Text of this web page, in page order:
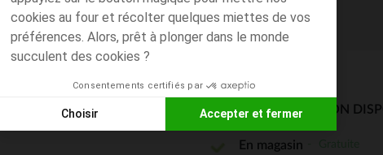
cookies au four et récolter quelques miettes de vos
préférences. Alors, prêt à plonger dans le monde
succulent des cookies ?
Consentements certifiés par
Choisir Accepter et fermer
Plateforme de Gestion du Consentement : Personnalisez vos
MODES DE LIVRAISON
En magasin